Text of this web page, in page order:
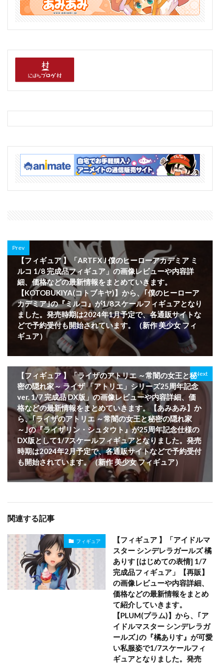
Prev
【フィギュア 】「ARTFX J 僕のヒーローアカデミア ミ
ルコ 1/8 完成品フィギュア」の画像レビューや内容詳
細、価格などの最新情報をまとめていきます。
【KOTOBUKIYA(コトブキヤ)】から、｢僕のヒーローア
カデミア｣の『ミルコ』が1/8スケールフィギュアとなり
ました。発売時期は2024年1月予定で、各通販サイトな
どで予約受付も開始されています。（新作 美少女 フィ
ギュア）
Next
【フィギュア 】「ライザのアトリエ ～常闇の女王と秘
密の隠れ家～ ライザ 「アトリエ」シリーズ25周年記念
ver. 1/7 完成品 DX版」の画像レビューや内容詳細、価
格などの最新情報をまとめていきます。【あみあみ】か
ら、｢ライザのアトリエ ～常闇の女王と秘密の隠れ家
～｣の『ライザリン・シュタウト』が25周年記念仕様の
DX版として1/7スケールフィギュアとなりました。発売
時期は2024年2月予定で、各通販サイトなどで予約受付
も開始されています。（新作 美少女 フィギュア）
関連する記事
フィギュア
【フィギュア 】「アイドルマ
スター シンデレラガールズ 橘
ありす [はじめての表情] 1/7
完成品フィギュア」【再販】
の画像レビューや内容詳細、
価格などの最新情報をまとめ
て紹介していきます。
【PLUM(プラム)】から、｢ア
イドルマスター シンデレラガ
ールズ｣の『橘ありす』が可愛
い私服姿で1/7スケールフィ
ギュアとなりました。発売